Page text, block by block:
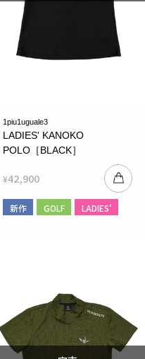
1piu1uguale3
LADIES' KANOKO
POLO［BLACK］
¥42,900
新作 GOLF LADIES'